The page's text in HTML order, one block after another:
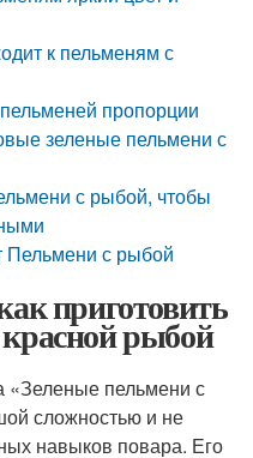
к пельменям с
пропорции
зеленые пельмени с
с рыбой, чтобы
Пельмени с рыбой
приготовить
рыбой
«Зеленые пельмени с
сложностью и не
навыков повара. Его